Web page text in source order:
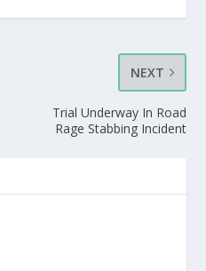
NEXT
Trial Underway In Road
Rage Stabbing Incident